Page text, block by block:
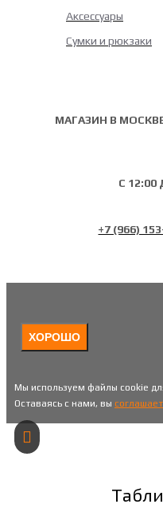
Аксессуары
Сумки и рюкзаки
МАГАЗИН В
С 12:00
+7 (966)
ХОРОШО
Мы используем файлы cookie
Оставаясь с нами, вы